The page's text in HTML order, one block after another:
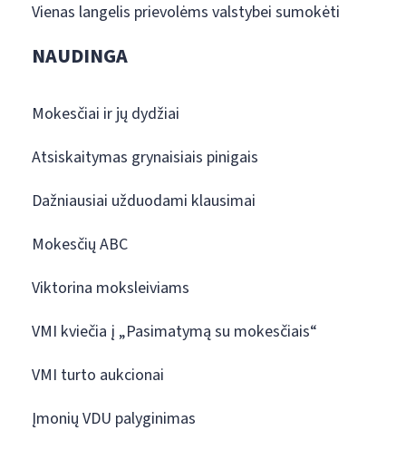
Vienas langelis prievolėms valstybei sumokėti
NAUDINGA
Mokesčiai ir jų dydžiai
Atsiskaitymas grynaisiais pinigais
Dažniausiai užduodami klausimai
Mokesčių ABC
Viktorina moksleiviams
VMI kviečia į „Pasimatymą su mokesčiais“
VMI turto aukcionai
Įmonių VDU palyginimas